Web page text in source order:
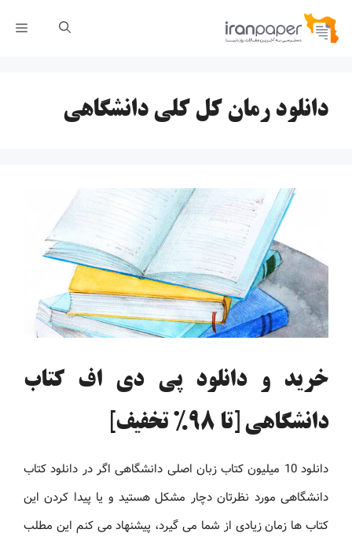
پرش
دانلود رمان کل کلی دانشگاهی
خرید و دانلود پی دی اف کتاب
دانشگاهی [تا 98% تخفیف]
دانلود 10 میلیون کتاب زبان اصلی دانشگاهی اگر در دانلود کتاب
دانشگاهی مورد نظرتان دچار مشکل هستید و یا پیدا کردن این
کتاب ها زمان زیادی از شما می گیرد، پیشنهاد می کنم این مطلب